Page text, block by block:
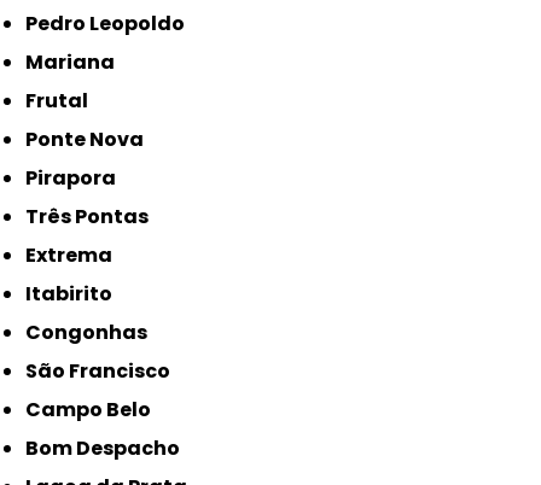
Pedro Leopoldo
Mariana
Frutal
Ponte Nova
Pirapora
Três Pontas
Extrema
Itabirito
Congonhas
São Francisco
Campo Belo
Bom Despacho